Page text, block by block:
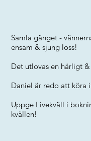
Samla gänget -
ensam & sjung loss!
Det utlovas en härligt
Daniel är redo att köra
Uppge Livekväll i
kvällen!